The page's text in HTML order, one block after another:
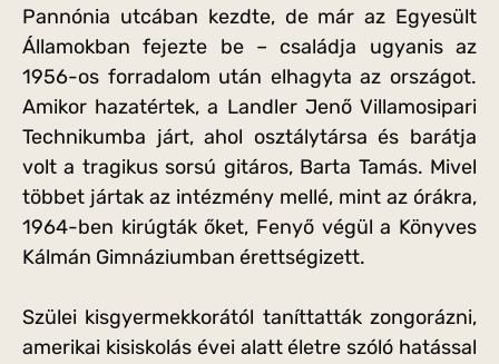
Pannónia utcában kezdte, de már az Egyesült
Államokban fejezte be – családja ugyanis az
1956-os forradalom után elhagyta az országot.
Amikor hazatértek, a Landler Jenő Villamosipari
Technikumba járt, ahol osztálytársa és barátja
volt a tragikus sorsú gitáros, Barta Tamás. Mivel
többet jártak az intézmény mellé, mint az órákra,
1964-ben kirúgták őket, Fenyő végül a Könyves
Kálmán Gimnáziumban érettségizett.
Szülei kisgyermekkorától taníttatták zongorázni,
amerikai kisiskolás évei alatt életre szóló hatással